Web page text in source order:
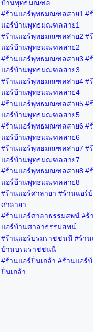
บ้านพุทธมณฑล
#ร้านแอร์พุทธมณฑลสาย1 #
แอร์บ้านพุทธมณฑลสาย1
#ร้านแอร์พุทธมณฑลสาย2 #
แอร์บ้านพุทธมณฑลสาย2
#ร้านแอร์พุทธมณฑลสาย3 #
แอร์บ้านพุทธมณฑลสาย3
#ร้านแอร์พุทธมณฑลสาย4 #
แอร์บ้านพุทธมณฑลสาย4
#ร้านแอร์พุทธมณฑลสาย5 #
แอร์บ้านพุทธมณฑลสาย5
#ร้านแอร์พุทธมณฑลสาย6 #
แอร์บ้านพุทธมณฑลสาย6
#ร้านแอร์พุทธมณฑลสาย7 #
แอร์บ้านพุทธมณฑลสาย7
#ร้านแอร์พุทธมณฑลสาย8 #
แอร์บ้านพุทธมณฑลสาย8
#ร้านแอร์ศาลายา #ร้านแอร์
ศาลายา
#ร้านแอร์ศาลาธรรมสพน์ #ร้
แอร์บ้านศาลาธรรมสพน์
#ร้านแอร์บรมราชชนนี #ร้าน
บ้านบรมราชชนนี
#ร้านแอร์ปิ่นเกล้า #ร้านแอร์
ปิ่นเกล้า